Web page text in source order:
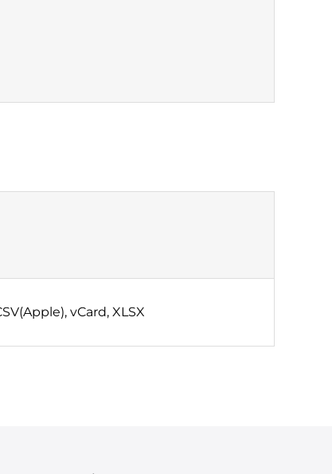
vCard, XLSX